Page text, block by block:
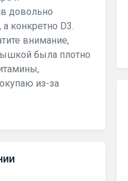
довольно
конкретно D3.
внимание,
была плотно
из-за